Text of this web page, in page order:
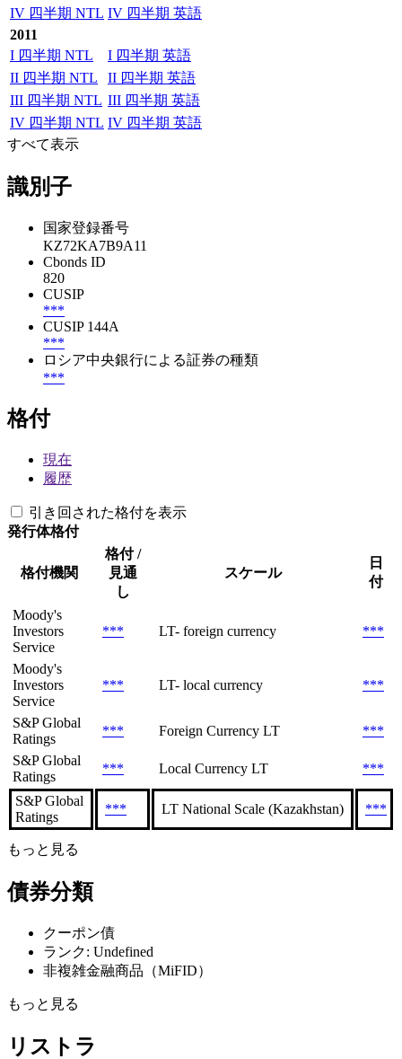
IV 四半期 NTL IV 四半期 英語
2011
I 四半期 NTL
I 四半期 英語
II 四半期 NTL
II 四半期 英語
III 四半期 NTL III 四半期 英語
IV 四半期 NTL IV 四半期 英語
すべて表示
識別子
国家登録番号
KZ72KA7B9A11
Cbonds ID
820
CUSIP
***
CUSIP 144A
***
ロシア中央銀行による証券の種類
***
格付
現在
履歴
引き回された格付を表示
発行体格付
格付機関
格付 /
見通
し
スケール
日
付
Moody's
Investors
Service
*** LT- foreign currency ***
Moody's
Investors
Service
*** LT- local currency ***
S&P Global
Ratings
*** Foreign Currency LT
***
S&P Global
Ratings
*** Local Currency LT ***
S&P Global
Ratings
*** LT National Scale (Kazakhstan) ***
もっと見る
債券分類
クーポン債
ランク: Undefined
非複雑金融商品（MiFID）
もっと見る
リストラ